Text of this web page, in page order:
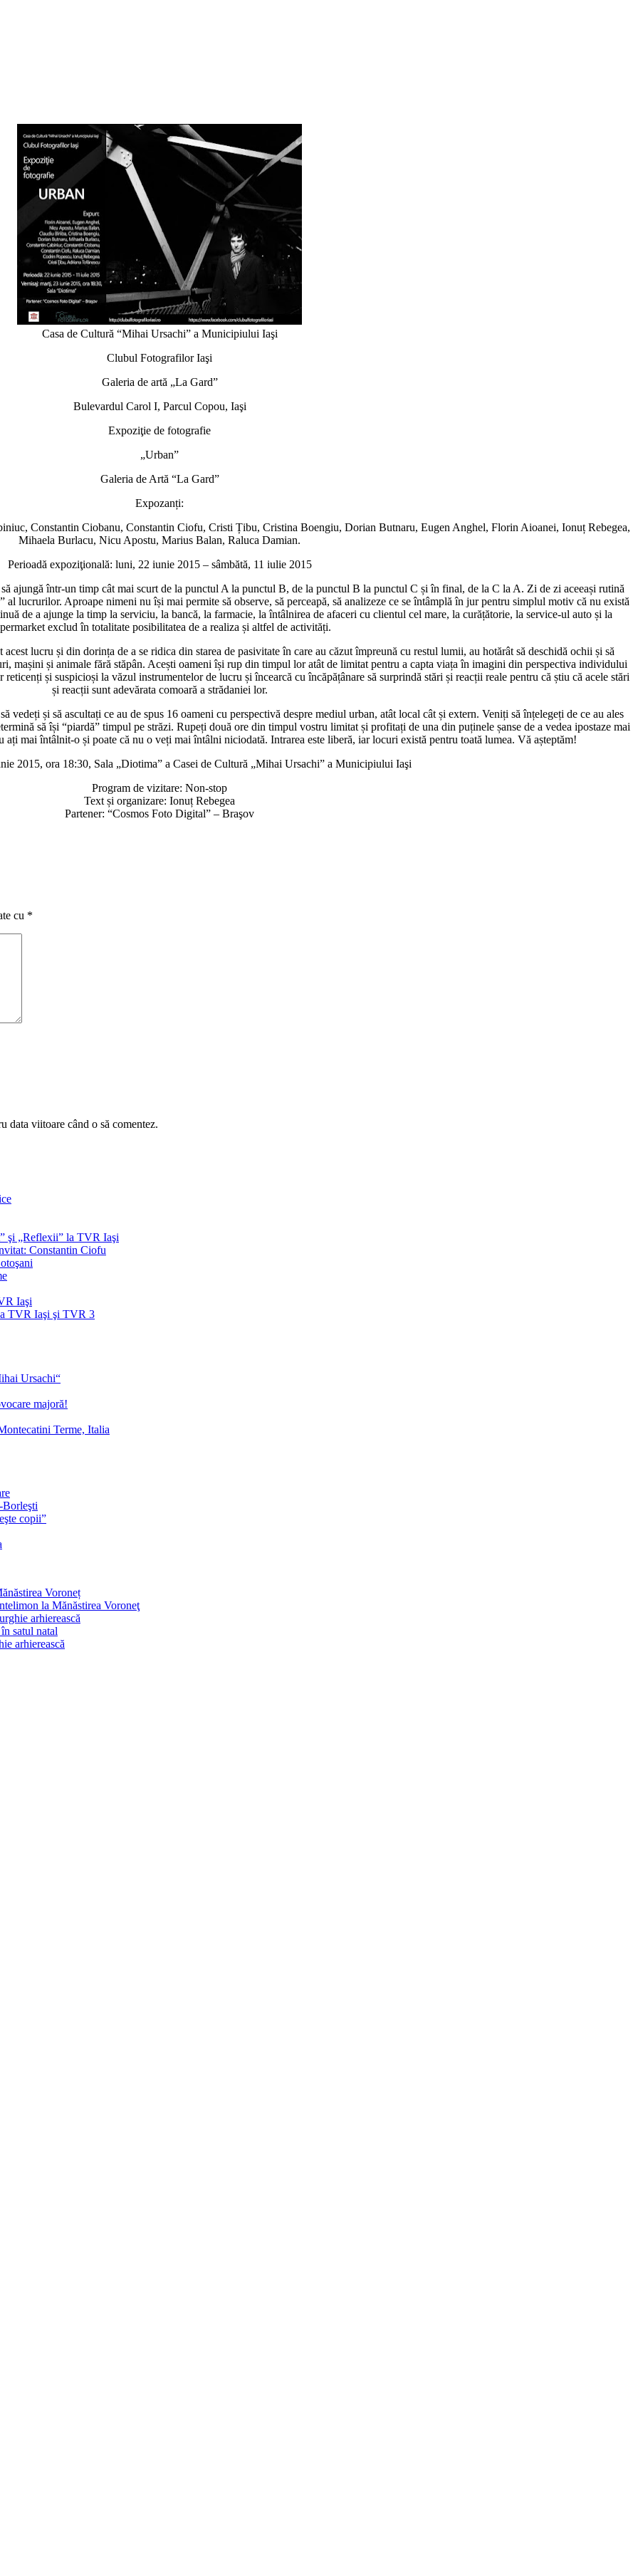
Casa de Cultură “Mihai Ursachi” a Municipiului Iaşi
Clubul Fotografilor Iaşi
Galeria de artă „La Gard”
Bulevardul Carol I, Parcul Copou, Iaşi
Expoziţie de fotografie
„Urban”
Galeria de Artă “La Gard”
Expozanți:
Constantin Ciobanu, Constantin Ciofu, Cristi Țibu, Cristina Boengiu, Dorian Butnaru, Eugen Anghel, Florin Aioanei, Ionuț Rebegea,
Mihaela Burlacu, Nicu Apostu, Marius Balan, Raluca Damian.
Perioadă expoziţională: luni, 22 iunie 2015 – sâmbătă, 11 iulie 2015
ajungă într-un timp cât mai scurt de la punctul A la punctul B, de la punctul B la punctul C și în final, de la C la A. Zi de zi aceeași rutină
al lucrurilor. Aproape nimeni nu își mai permite să observe, să perceapă, să analizeze ce se întâmplă în jur pentru simplul motiv că nu există
de a ajunge la timp la serviciu, la bancă, la farmacie, la întâlnirea de afaceri cu clientul cel mare, la curățătorie, la service-ul auto și la
exclud în totalitate posibilitatea de a realiza și altfel de activități.
lucru și din dorința de a se ridica din starea de pasivitate în care au căzut împreună cu restul lumii, au hotărât să deschidă ochii și să
mașini și animale fără stăpân. Acești oameni își rup din timpul lor atât de limitat pentru a capta viața în imagini din perspectiva individului
și suspicioși la văzul instrumentelor de lucru și încearcă cu încăpățânare să surprindă stări și reacții reale pentru că știu că acele stări
și reacții sunt adevărata comoară a strădaniei lor.
și să ascultați ce au de spus 16 oameni cu perspectivă despre mediul urban, atât local cât și extern. Veniți să înțelegeți de ce au ales
să își “piardă” timpul pe străzi. Rupeți două ore din timpul vostru limitat și profitați de una din puținele șanse de a vedea ipostaze mai
mai întâlnit-o și poate că nu o veți mai întâlni niciodată. Intrarea este liberă, iar locuri există pentru toată lumea. Vă așteptăm!
2015, ora 18:30, Sala „Diotima” a Casei de Cultură „Mihai Ursachi” a Municipiului Iaşi
Program de vizitare: Non-stop
Text și organizare: Ionuț Rebegea
Partener: “Cosmos Foto Digital” – Braşov
cu *
data viitoare când o să comentez.
şi „Reflexii” la TVR Iaşi
Constantin Ciofu
Iaşi
TVR Iaşi şi TVR 3
Ursachi“
majoră!
Terme, Italia
Borleşti
copii”
Voroneț
la Mănăstirea Voroneţ
arhierească
satul natal
arhierească